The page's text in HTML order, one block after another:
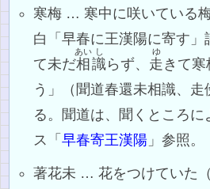
寒梅 … 寒中に咲いている
白「早春に王漢陽に寄す」
て未だ相
あい
識
し
らず、 走
ゆ
きて
う」（聞道春還未相識、
る。聞道は、聞くところ
ス「早春寄王漢陽 」参照。
著花未 … 花をつけていた